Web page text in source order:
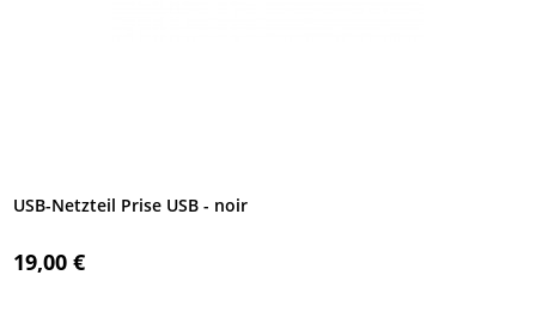
USB-Netzteil Prise USB - noir
19,00 €